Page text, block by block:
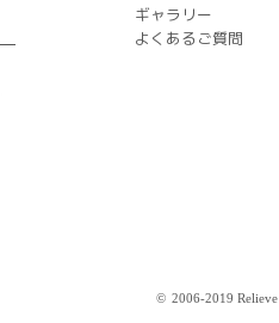
ギャラリー
よくあるご質問
© 2006-2019 Relieve